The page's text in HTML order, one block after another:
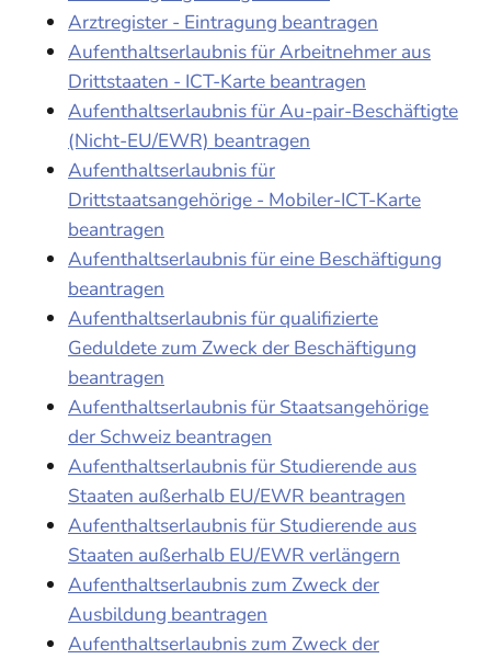
Arztregister - Eintragung beantragen
Aufenthaltserlaubnis für Arbeitnehmer aus
Drittstaaten - ICT-Karte beantragen
Aufenthaltserlaubnis für Au-pair-Beschäftigte
(Nicht-EU/EWR) beantragen
Aufenthaltserlaubnis für
Drittstaatsangehörige - Mobiler-ICT-Karte
beantragen
Aufenthaltserlaubnis für eine Beschäftigung
beantragen
Aufenthaltserlaubnis für qualifizierte
Geduldete zum Zweck der Beschäftigung
beantragen
Aufenthaltserlaubnis für Staatsangehörige
der Schweiz beantragen
Aufenthaltserlaubnis für Studierende aus
Staaten außerhalb EU/EWR beantragen
Aufenthaltserlaubnis für Studierende aus
Staaten außerhalb EU/EWR verlängern
Aufenthaltserlaubnis zum Zweck der
Ausbildung beantragen
Aufenthaltserlaubnis zum Zweck der